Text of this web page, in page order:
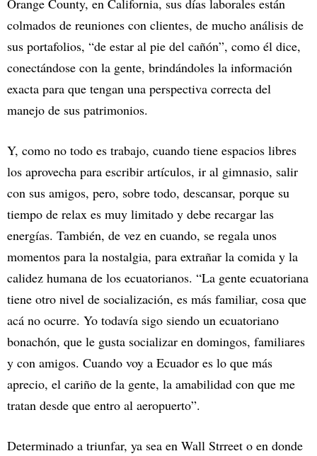
Orange County, en California, sus días laborales están
colmados de reuniones con clientes, de mucho análisis de
sus portafolios, “de estar al pie del cañón”, como él dice,
conectándose con la gente, brindándoles la información
exacta para que tengan una perspectiva correcta del
manejo de sus patrimonios.
Y, como no todo es trabajo, cuando tiene espacios libres
los aprovecha para escribir artículos, ir al gimnasio, salir
con sus amigos, pero, sobre todo, descansar, porque su
tiempo de relax es muy limitado y debe recargar las
energías. También, de vez en cuando, se regala unos
momentos para la nostalgia, para extrañar la comida y la
calidez humana de los ecuatorianos. “La gente ecuatoriana
tiene otro nivel de socialización, es más familiar, cosa que
acá no ocurre. Yo todavía sigo siendo un ecuatoriano
bonachón, que le gusta socializar en domingos, familiares
y con amigos. Cuando voy a Ecuador es lo que más
aprecio, el cariño de la gente, la amabilidad con que me
tratan desde que entro al aeropuerto”.
Determinado a triunfar, ya sea en Wall Strreet o en donde